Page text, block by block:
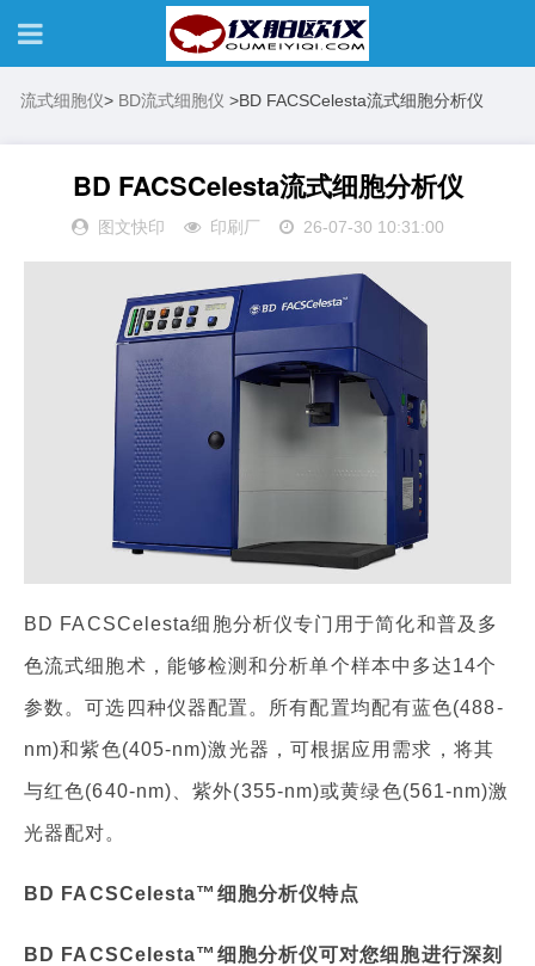
流式细胞仪> BD流式细胞仪 >BD FACSCelesta流式细胞分析仪
BD FACSCelesta流式细胞分析仪
图文快印 印刷厂 26-07-30 10:31:00
BD FACSCelesta细胞分析仪专门用于简化和普及多
色流式细胞术，能够检测和分析单个样本中多达14个
参数。可选四种仪器配置。所有配置均配有蓝色(488-
nm)和紫色(405-nm)激光器，可根据应用需求，将其
与红色(640-nm)、紫外(355-nm)或黄绿色(561-nm)激
光器配对。
BD FACSCelesta™细胞分析仪特点
BD FACSCelesta™细胞分析仪可对您细胞进行深刻